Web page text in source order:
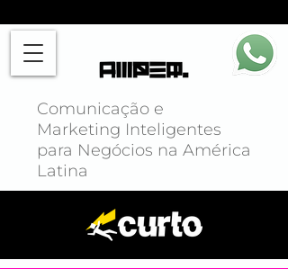
Comunicação e
Marketing Inteligentes
para Negócios na América
Latina